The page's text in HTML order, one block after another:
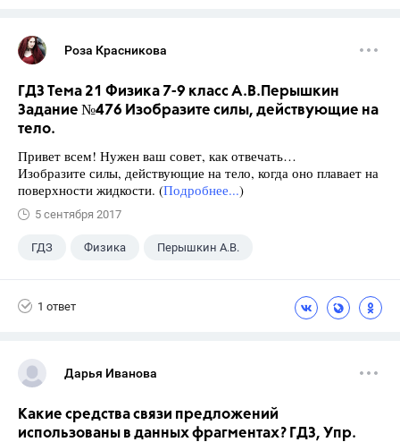
Роза Красникова
ГДЗ Тема 21 Физика 7-9 класс А.В.Перышкин
Задание №476 Изобразите силы, действующие на
тело.
Привет всем! Нужен ваш совет, как отвечать…
Изобразите силы, действующие на тело, когда оно плавает на
поверхности жидкости. (Подробнее...)
5 сентября 2017
ГДЗ Физика Перышкин А.В.
1 ответ
Дарья Иванова
Какие средства связи предложений
использованы в данных фрагментах? ГДЗ, Упр.